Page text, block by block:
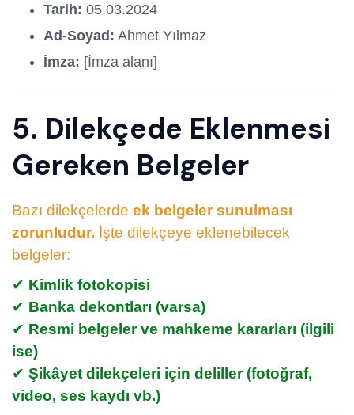
Tarih: 05.03.2024
Ad-Soyad: Ahmet Yılmaz
İmza: [İmza alanı]
5. Dilekçede Eklenmesi
Gereken Belgeler
Bazı dilekçelerde ek belgeler sunulması
zorunludur. İşte dilekçeye eklenebilecek
belgeler:
✔ Kimlik fotokopisi
✔ Banka dekontları (varsa)
✔ Resmi belgeler ve mahkeme kararları (ilgili
ise)
✔ Şikâyet dilekçeleri için deliller (fotoğraf,
video, ses kaydı vb.)